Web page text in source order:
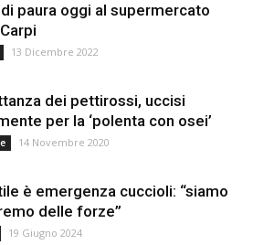
paura oggi al supermercato
13 Dicembre 2022
dei pettirossi, uccisi
per la ‘polenta con osei’
14 Novembre 2020
è emergenza cuccioli: “siamo
delle forze”
19 Giugno 2024